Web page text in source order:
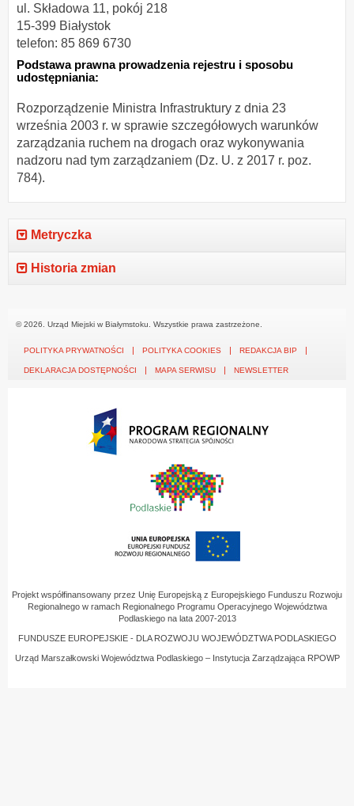
ul. Składowa 11, pokój 218
15-399 Białystok
telefon: 85 869 6730
Podstawa prawna prowadzenia rejestru i sposobu
udostępniania:
Rozporządzenie Ministra Infrastruktury z dnia 23
września 2003 r. w sprawie szczegółowych warunków
zarządzania ruchem na drogach oraz wykonywania
nadzoru nad tym zarządzaniem (Dz. U. z 2017 r. poz.
784).
Metryczka
Historia zmian
© 2026. Urząd Miejski w Białymstoku. Wszystkie prawa zastrzeżone.
POLITYKA PRYWATNOŚCI POLITYKA COOKIES REDAKCJA BIP
DEKLARACJA DOSTĘPNOŚCI MAPA SERWISU NEWSLETTER
Projekt współfinansowany przez Unię Europejską z Europejskiego Funduszu Rozwoju
Regionalnego w ramach Regionalnego Programu Operacyjnego Województwa
Podlaskiego na lata 2007-2013
FUNDUSZE EUROPEJSKIE - DLA ROZWOJU WOJEWÓDZTWA PODLASKIEGO
Urząd Marszałkowski Województwa Podlaskiego – Instytucja Zarządzająca RPOWP